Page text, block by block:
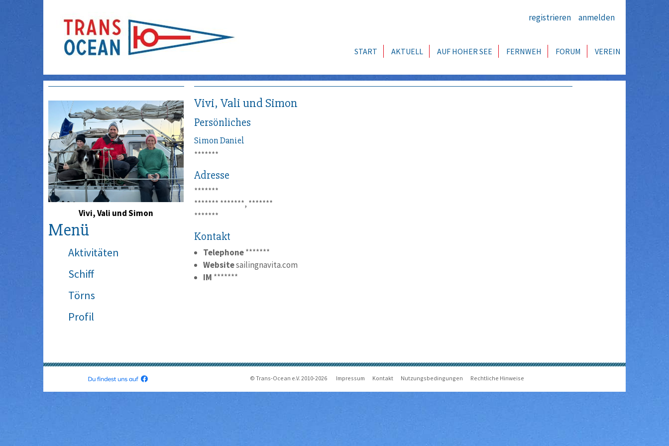
registrieren anmelden
START AKTUELL AUF HOHER SEE FERNWEH FORUM VEREIN
Vivi, Vali und Simon
Menü
Aktivitäten
Schiff
Törns
Profil
Vivi, Vali und Simon
Persönliches
SimonDaniel
*******
Adresse
*******
******* *******, *******
*******
Kontakt
Telephone *******
Websitesailingnavita.com
IM *******
© Trans-Ocean e.V. 2010-2026 Impressum Kontakt Nutzungsbedingungen Rechtliche Hinweise